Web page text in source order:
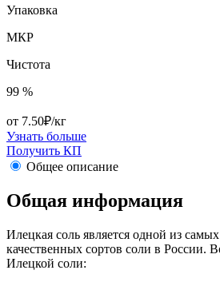
Упаковка
МКР
Чистота
99 %
от 7.50₽/кг
Узнать больше
Получить КП
Общее описание
Общая информация
Илецкая соль является одной из
качественных сортов соли в России.
Илецкой соли: